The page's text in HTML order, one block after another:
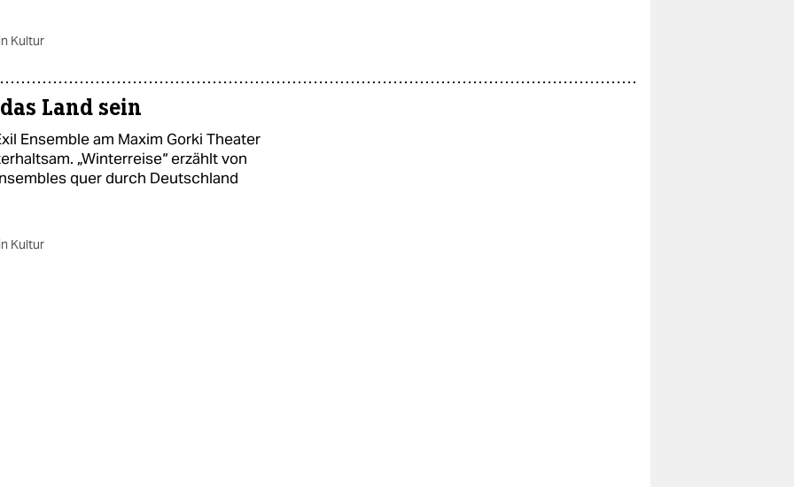
Kultur
Land sein
Ensemble am Maxim Gorki Theater
„Winterreise“ erzählt von
quer durch Deutschland
Kultur